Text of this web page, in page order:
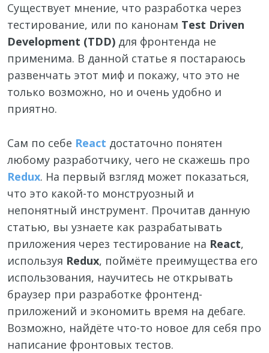
Существует мнение, что разработка через
тестирование, или по канонам Test Driven
Development (TDD) для фронтенда не
применима. В данной статье я постараюсь
развенчать этот миф и покажу, что это не
только возможно, но и очень удобно и
приятно.
Сам по себе React достаточно понятен
любому разработчику, чего не скажешь про
Redux. На первый взгляд может показаться,
что это какой-то монструозный и
непонятный инструмент. Прочитав данную
статью, вы узнаете как разрабатывать
приложения через тестирование на React,
используя Redux, поймёте преимущества его
использования, научитесь не открывать
браузер при разработке фронтенд-
приложений и экономить время на дебаге.
Возможно, найдёте что-то новое для себя про
написание фронтовых тестов.